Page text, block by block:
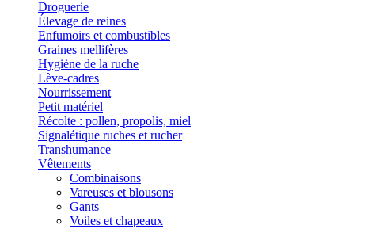
Droguerie
Élevage de reines
Enfumoirs et combustibles
Graines mellifères
Hygiène de la ruche
Lève-cadres
Nourrissement
Petit matériel
Récolte : pollen, propolis, miel
Signalétique ruches et rucher
Transhumance
Vêtements
Combinaisons
Vareuses et blousons
Gants
Voiles et chapeaux